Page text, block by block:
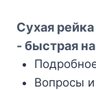
Сухая
- быстрая
Вопросы